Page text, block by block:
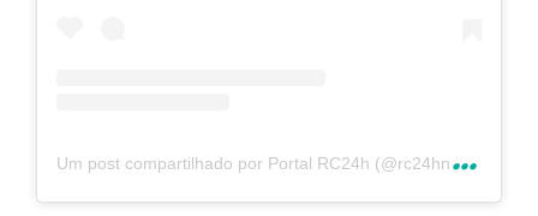
U
m post compartilhado por Portal RC24h (@rc24hnoticias)